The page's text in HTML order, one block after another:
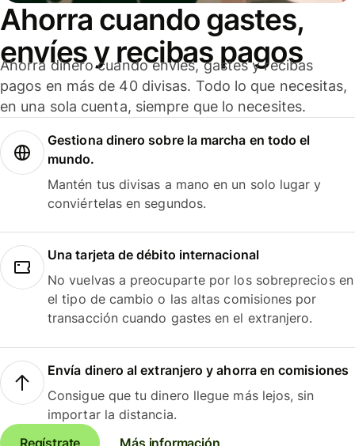
Ahorra cuando gastes,
envíes y recibas pagos
Ahorra dinero cuando envíes, gastes y recibas
pagos en más de 40 divisas. Todo lo que necesitas,
en una sola cuenta, siempre que lo necesites.
Gestiona dinero sobre la marcha en todo el
mundo.
Mantén tus divisas a mano en un solo lugar y
conviértelas en segundos.
Una tarjeta de débito internacional
No vuelvas a preocuparte por los sobreprecios en
el tipo de cambio o las altas comisiones por
transacción cuando gastes en el extranjero.
Envía dinero al extranjero y ahorra en comisiones
Consigue que tu dinero llegue más lejos, sin
importar la distancia.
Regístrate
Más información